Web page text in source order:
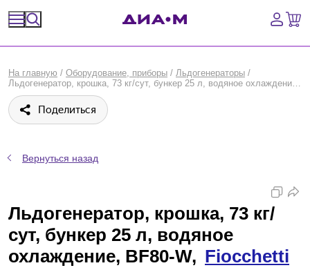
Оборудование, приборы
Расходные материалы, пластик, стекло
Химические реактивы, препараты, наборы
Библиотека
Войти
На главную / Оборудование, приборы / Льдогенераторы /
Льдогенератор, крошка, 73 кг/сут, бункер 25 л, водяное охлаждение, BF80-W, Fiocchetti
Поделиться
Вернуться назад
Льдогенератор, крошка, 73 кг/
сут, бункер 25 л, водяное
охлаждение, BF80-W, Fiocchetti